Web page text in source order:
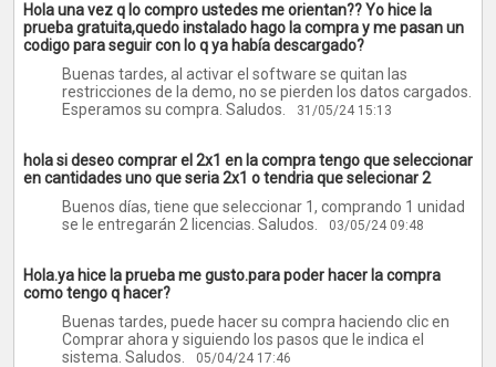
Hola una vez q lo compro ustedes me orientan?? Yo hice la
prueba gratuita,quedo instalado hago la compra y me pasan un
codigo para seguir con lo q ya había descargado?
Buenas tardes, al activar el software se quitan las
restricciones de la demo, no se pierden los datos cargados.
Esperamos su compra. Saludos.
31/05/24 15:13
hola si deseo comprar el 2x1 en la compra tengo que seleccionar
en cantidades uno que seria 2x1 o tendria que selecionar 2
Buenos días, tiene que seleccionar 1, comprando 1 unidad
se le entregarán 2 licencias. Saludos.
03/05/24 09:48
Hola.ya hice la prueba me gusto.para poder hacer la compra
como tengo q hacer?
Buenas tardes, puede hacer su compra haciendo clic en
Comprar ahora y siguiendo los pasos que le indica el
sistema. Saludos.
05/04/24 17:46